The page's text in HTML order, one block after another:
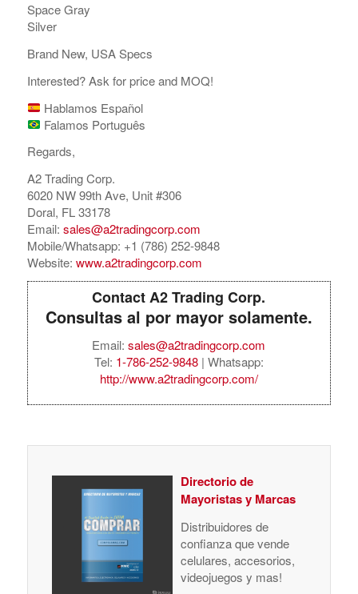
Space Gray
Silver
Brand New, USA Specs
Interested? Ask for price and MOQ!
Hablamos Español
Falamos Português
Regards,
A2 Trading Corp.
6020 NW 99th Ave, Unit #306
Doral, FL 33178
Email: sales@a2tradingcorp.com
Mobile/Whatsapp: +1 (786) 252-9848
Website: www.a2tradingcorp.com
Contact A2 Trading Corp.
Consultas al por mayor solamente.
Email:sales@a2tradingcorp.com
Tel: 1-786-252-9848| Whatsapp:
http://www.a2tradingcorp.com/
Directorio de
Mayoristas y Marcas
Distribuidores de
confianza que vende
celulares, accesorios,
videojuegos y mas!